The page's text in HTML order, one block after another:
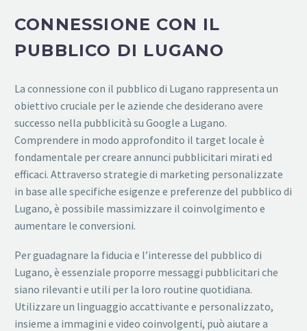
CONNESSIONE CON IL
PUBBLICO DI LUGANO
La connessione con il pubblico di Lugano rappresenta un
obiettivo cruciale per le aziende che desiderano avere
successo nella pubblicità su Google a Lugano.
Comprendere in modo approfondito il target locale è
fondamentale per creare annunci pubblicitari mirati ed
efficaci. Attraverso strategie di marketing personalizzate
in base alle specifiche esigenze e preferenze del pubblico di
Lugano, è possibile massimizzare il coinvolgimento e
aumentare le conversioni.
Per guadagnare la fiducia e l’interesse del pubblico di
Lugano, è essenziale proporre messaggi pubblicitari che
siano rilevanti e utili per la loro routine quotidiana.
Utilizzare un linguaggio accattivante e personalizzato,
insieme a immagini e video coinvolgenti, può aiutare a